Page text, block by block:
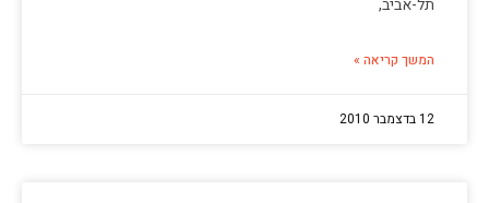
תל-אביב,
המשך קריאה »
12 בדצמבר 2010